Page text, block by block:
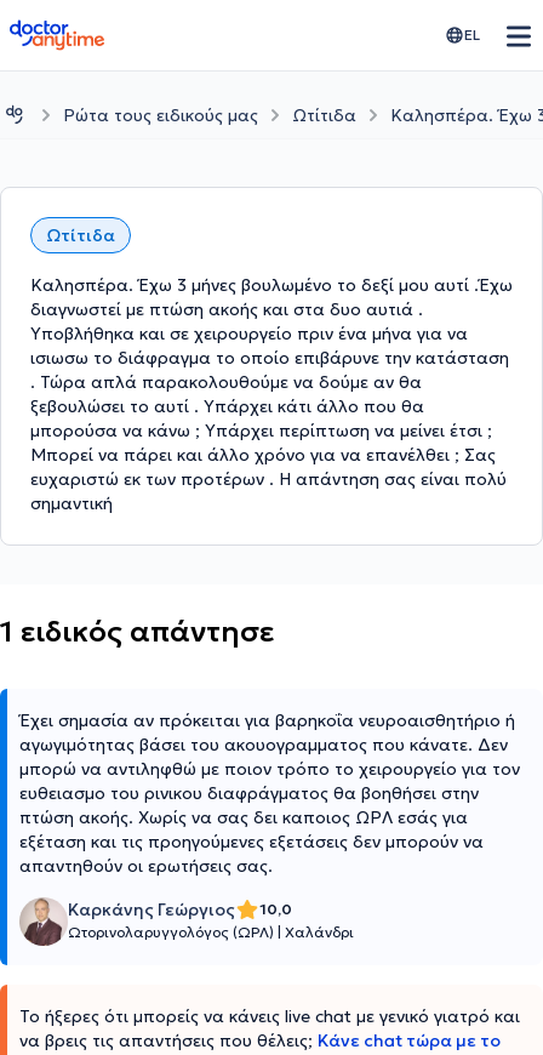
doctoranytime EL
Ρώτα τους ειδικούς μας Ωτίτιδα Καλησπέρα. Έχω 3
Ωτίτιδα
Καλησπέρα. Έχω 3 μήνες βουλωμένο το δεξί μου αυτί .Έχω
διαγνωστεί με πτώση ακοής και στα δυο αυτιά .
Υποβλήθηκα και σε χειρουργείο πριν ένα μήνα για να
ισιωσω το διάφραγμα το οποίο επιβάρυνε την κατάσταση
. Τώρα απλά παρακολουθούμε να δούμε αν θα
ξεβουλώσει το αυτί . Υπάρχει κάτι άλλο που θα
μπορούσα να κάνω ; Υπάρχει περίπτωση να μείνει έτσι ;
Μπορεί να πάρει και άλλο χρόνο για να επανέλθει ; Σας
ευχαριστώ εκ των προτέρων . Η απάντηση σας είναι πολύ
σημαντική
1 ειδικός απάντησε
Έχει σημασία αν πρόκειται για βαρηκοΐα νευροαισθητήριο ή
αγωγιμότητας βάσει του ακουογραμματος που κάνατε. Δεν
μπορώ να αντιληφθώ με ποιον τρόπο το χειρουργείο για τον
ευθειασμο του ρινικου διαφράγματος θα βοηθήσει στην
πτώση ακοής. Χωρίς να σας δει καποιος ΩΡΛ εσάς για
εξέταση και τις προηγούμενες εξετάσεις δεν μπορούν να
απαντηθούν οι ερωτήσεις σας.
Καρκάνης Γεώργιος
10,0
Ωτορινολαρυγγολόγος (ΩΡΛ)
Χαλάνδρι
Το ήξερες ότι μπορείς να κάνεις live chat με γενικό γιατρό και
να βρεις τις απαντήσεις που θέλεις; Κάνε chat τώρα με το